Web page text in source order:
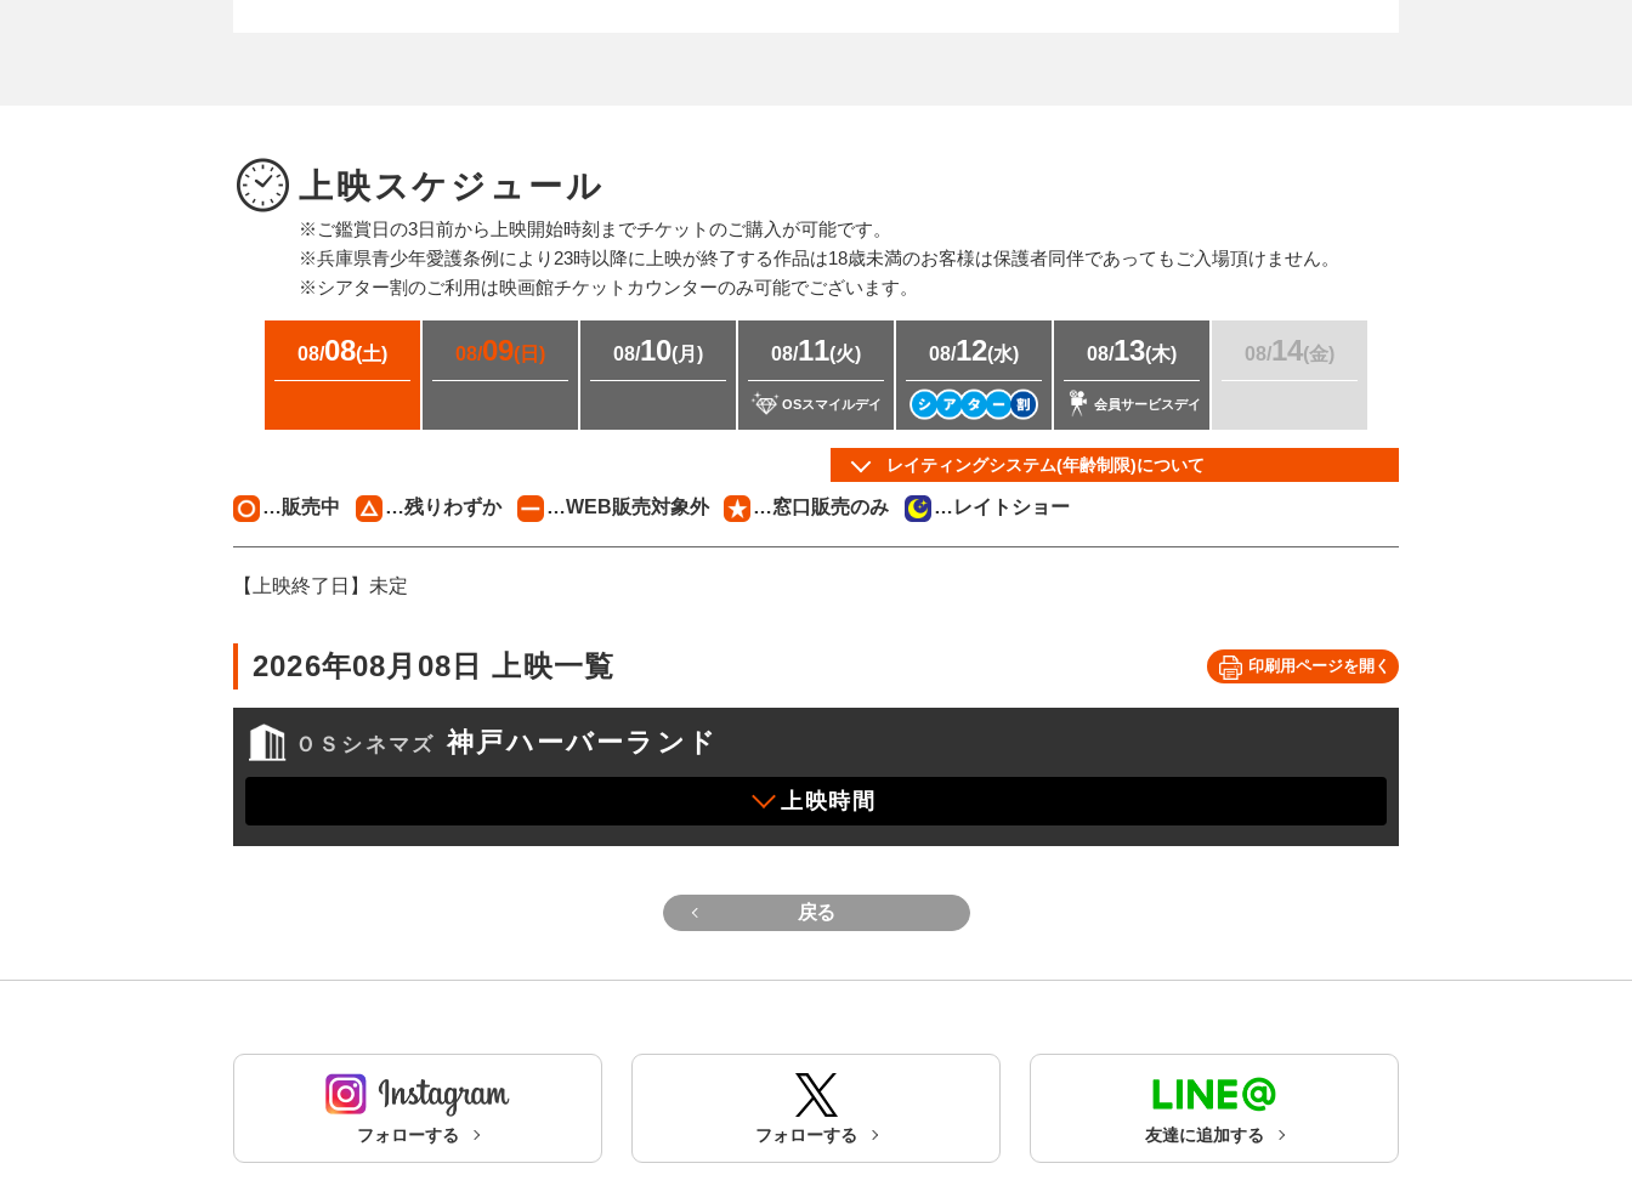
上映スケジュール
※ご鑑賞日の3日前から上映開始時刻までチケットのご購入が可能です。
※兵庫県青少年愛護条例により23時以降に上映が終了する作品は18歳未満のお客様は保護者同伴であってもご入場頂けません。
※シアター割のご利用は映画館チケットカウンターのみ可能でございます。
08/08(土) 08/09(日) 08/10(月) 08/11(火)
OSスマイルデイ
08/12(水) 08/13(木)
会員サービスデイ
08/14(金)
レイティングシステム(年齢制限)について
…販売中 …残りわずか …WEB販売対象外 …窓口販売のみ …レイトショー
【上映終了日】未定
2026年08月08日 上映一覧 印刷用ページを開く
ＯＳシネマズ 神戸ハーバーランド
上映時間
戻る
フォローする フォローする 友達に追加する